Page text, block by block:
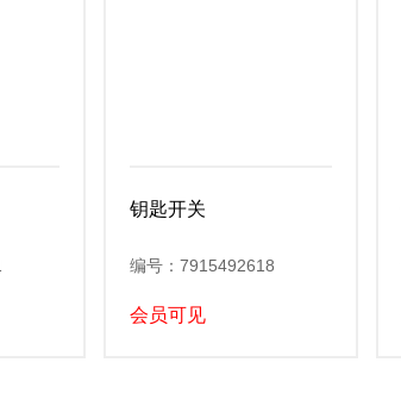
钥匙开关
编号：7915492618
会员可见